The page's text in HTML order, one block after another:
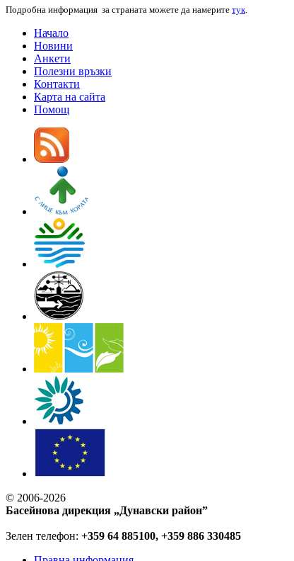
Подробна информация за страната можете да намерите тук
Начало
Новини
Анкети
Полезни връзки
Контакти
Карта на сайта
Помощ
© 2006-2026
Басейнова дирекция „Дунавски район”
Зелен телефон: +359 64 885100, +359 886 330485